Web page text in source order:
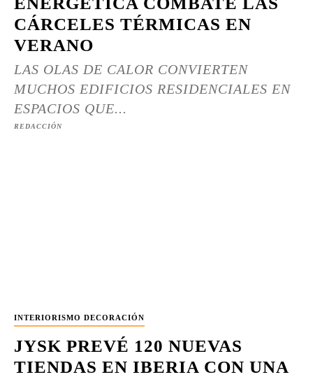
CÁRCELES TÉRMICAS EN
VERANO
LAS OLAS DE CALOR CONVIERTEN
MUCHOS EDIFICIOS RESIDENCIALES EN
ESPACIOS QUE...
REDACCIÓN
INTERIORISMO DECORACIÓN
JYSK PREVÉ 120 NUEVAS
TIENDAS EN IBERIA CON UNA